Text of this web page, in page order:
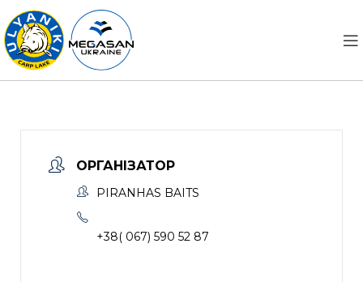
ОРГАНІЗАТОР
PIRANHAS BAITS
+38( 067) 590 52 87